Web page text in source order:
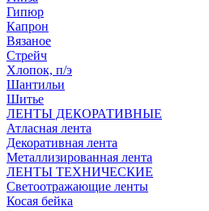
Гипюр
Капрон
Вязаное
Стрейч
Хлопок, п/э
Шантильи
Шитье
ЛЕНТЫ ДЕКОРАТИВНЫЕ
Атласная лента
Декоративная лента
Металлизированная лента
ЛЕНТЫ ТЕХНИЧЕСКИЕ
Светоотражающие ленты
Косая бейка